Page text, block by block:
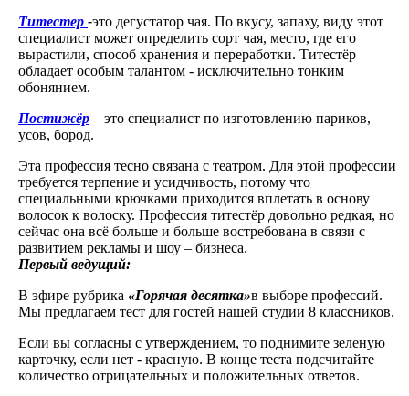
Титестер -это дегустатор чая. По вкусу, запаху, виду этот
специалист может определить сорт чая, место, где его
вырастили, способ хранения и переработки. Титестёр
обладает особым талантом - исключительно тонким
обонянием.
Постижёр – это специалист по изготовлению париков,
усов, бород.
Эта профессия тесно связана с театром. Для этой профессии
требуется терпение и усидчивость, потому что
специальными крючками приходится вплетать в основу
волосок к волоску. Профессия титестёр довольно редкая, но
сейчас она всё больше и больше востребована в связи с
развитием рекламы и шоу – бизнеса.
Первый ведущий:
В эфире рубрика «Горячая десятка»в выборе профессий.
Мы предлагаем тест для гостей нашей студии 8 классников.
Если вы согласны с утверждением, то поднимите зеленую
карточку, если нет - красную. В конце теста подсчитайте
количество отрицательных и положительных ответов.